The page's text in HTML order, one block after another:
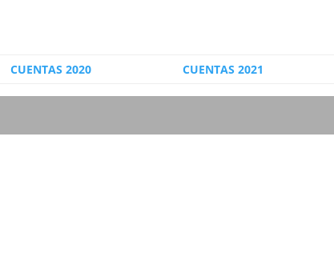
CUENTAS 2020 CUENTAS 2021